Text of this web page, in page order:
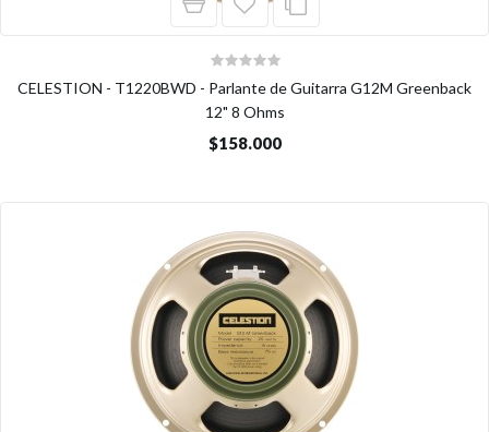
CELESTION - T1220BWD - Parlante de Guitarra G12M Greenback
12" 8 Ohms
$158.000